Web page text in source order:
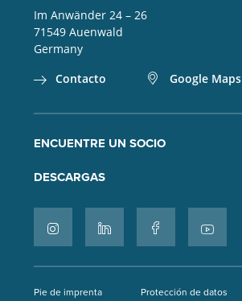
Im Anwänder 24 – 26
71549 Auenwald
Germany
Contacto
Google Maps
ENCUENTRE UN SOCIO
DESCARGAS
Pie de imprenta Protección de datos